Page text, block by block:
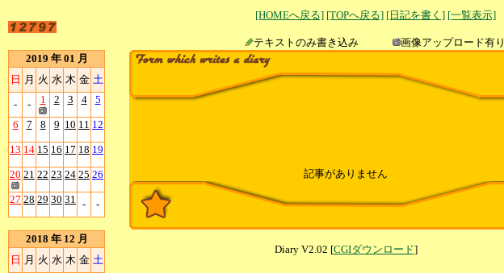
[HOMEへ戻る] [TOPへ戻る] [日記を書く] [一覧表示]
テキストのみ書き込み
画像アップロード有り
2019 年 01 月
日 月 火 水 木 金 土
- - 1 2 3 4 5
6 7 8 9 10 11 12
13 14 15 16 17 18 19
20 21 22 23 24 25 26
27 28 29 30 31 - -
2018 年 12 月
日 月 火 水 木 金 土
記事がありません
Diary V2.02 [CGIダウンロード]